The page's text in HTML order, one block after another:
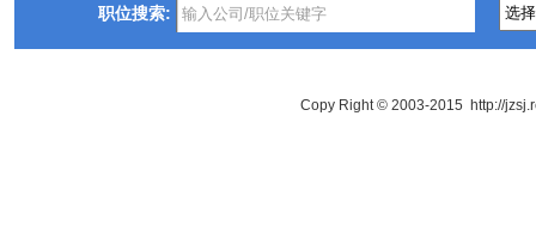
职位搜索:
Copy Right © 2003-2015 http://